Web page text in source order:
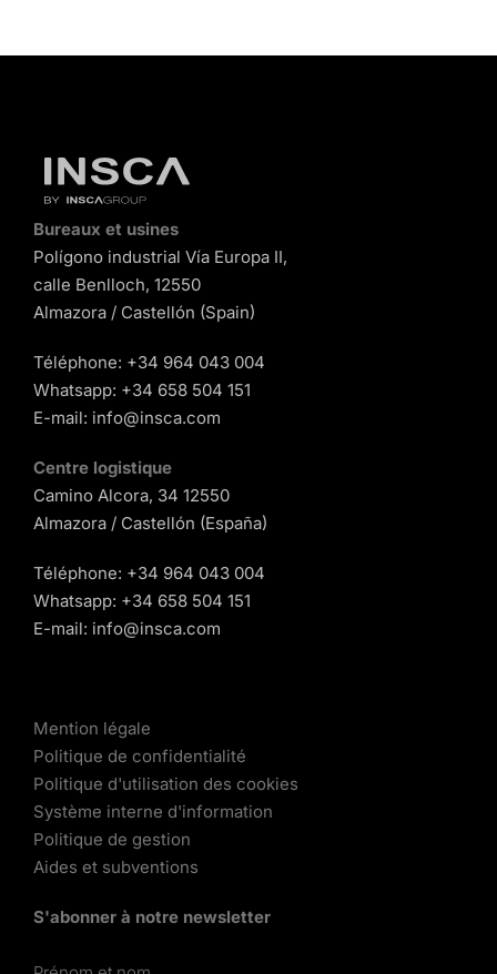
Bureaux et usines
Polígono industrial Vía Europa II,
calle Benlloch, 12550
Almazora / Castellón (Spain)
Téléphone: +34 964 043 004
Whatsapp: +34 658 504 151
E-mail: info@insca.com
Centre logistique
Camino Alcora, 34 12550
Almazora / Castellón (España)
Téléphone: +34 964 043 004
Whatsapp: +34 658 504 151
E-mail: info@insca.com
Mention légale
Politique de confidentialité
Politique d'utilisation des cookies
Système interne d'information
Politique de gestion
Aides et subventions
S'abonner à notre newsletter